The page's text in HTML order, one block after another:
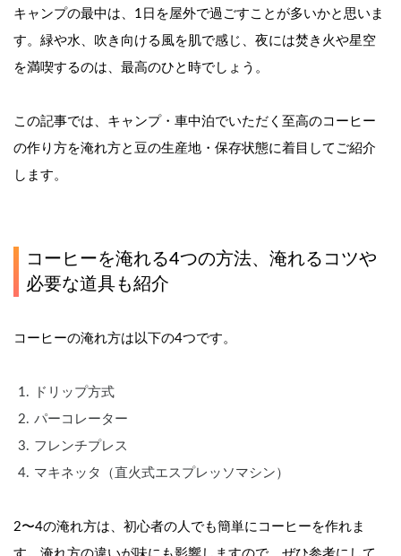
キャンプの最中は、1日を屋外で過ごすことが多いかと思いま
す。緑や水、吹き向ける風を肌で感じ、夜には焚き火や星空
を満喫するのは、最高のひと時でしょう。
この記事では、キャンプ・車中泊でいただく至高のコーヒー
の作り方を淹れ方と豆の生産地・保存状態に着目してご紹介
します。
コーヒーを淹れる4つの方法、淹れるコツや
必要な道具も紹介
コーヒーの淹れ方は以下の4つです。
ドリップ方式
パーコレーター
フレンチプレス
マキネッタ（直火式エスプレッソマシン）
2〜4の淹れ方は、初心者の人でも簡単にコーヒーを作れま